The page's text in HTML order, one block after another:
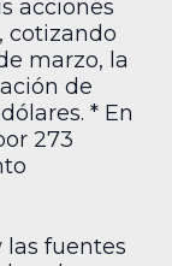
acciones
cotizando
marzo, la
de
* En
273
las fuentes